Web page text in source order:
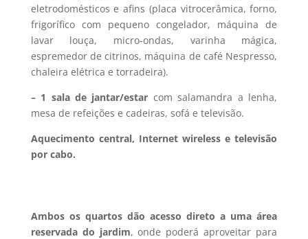
eletrodomésticos e afins (placa vitrocerâmica, forno,
frigorífico com pequeno congelador, máquina de
lavar louça, micro-ondas, varinha mágica,
espremedor de citrinos, máquina de café Nespresso,
chaleira elétrica e torradeira).
– 1 sala de jantar/estar com salamandra a lenha,
mesa de refeições e cadeiras, sofá e televisão.
Aquecimento central, Internet wireless e televisão
por cabo.
Ambos os quartos dão acesso direto a uma área
reservada do jardim, onde poderá aproveitar para